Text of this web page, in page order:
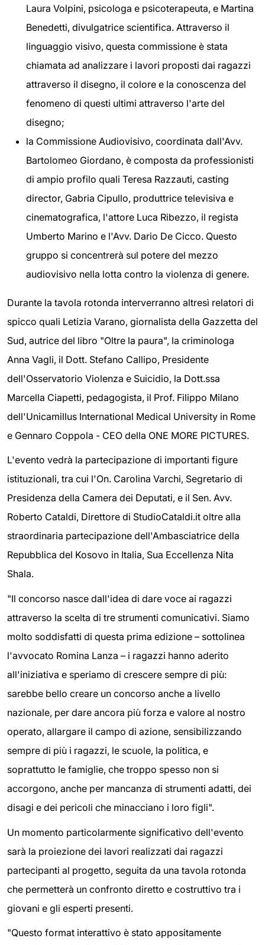
Laura Volpini, psicologa e psicoterapeuta, e Martina
Benedetti, divulgatrice scientifica. Attraverso il
linguaggio visivo, questa commissione è stata
chiamata ad analizzare i lavori proposti dai ragazzi
attraverso il disegno, il colore e la conoscenza del
fenomeno di questi ultimi attraverso l'arte del
disegno;
la Commissione Audiovisivo, coordinata dall'Avv.
Bartolomeo Giordano, è composta da professionisti
di ampio profilo quali Teresa Razzauti, casting
director, Gabria Cipullo, produttrice televisiva e
cinematografica, l'attore Luca Ribezzo, il regista
Umberto Marino e l'Avv. Dario De Cicco. Questo
gruppo si concentrerà sul potere del mezzo
audiovisivo nella lotta contro la violenza di genere.
Durante la tavola rotonda interverranno altresì relatori di
spicco quali Letizia Varano, giornalista della Gazzetta del
Sud, autrice del libro "Oltre la paura", la criminologa
Anna Vagli, il Dott. Stefano Callipo, Presidente
dell'Osservatorio Violenza e Suicidio, la Dott.ssa
Marcella Ciapetti, pedagogista, il Prof. Filippo Milano
dell'Unicamillus International Medical University in Rome
e Gennaro Coppola - CEO della ONE MORE PICTURES.
L'evento vedrà la partecipazione di importanti figure
istituzionali, tra cui l'On. Carolina Varchi, Segretario di
Presidenza della Camera dei Deputati, e il Sen. Avv.
Roberto Cataldi, Direttore di StudioCataldi.it oltre alla
straordinaria partecipazione dell'Ambasciatrice della
Repubblica del Kosovo in Italia, Sua Eccellenza Nita
Shala.
"Il concorso nasce dall'idea di dare voce ai ragazzi
attraverso la scelta di tre strumenti comunicativi. Siamo
molto soddisfatti di questa prima edizione – sottolinea
l'avvocato Romina Lanza – i ragazzi hanno aderito
all'iniziativa e speriamo di crescere sempre di più:
sarebbe bello creare un concorso anche a livello
nazionale, per dare ancora più forza e valore al nostro
operato, allargare il campo di azione, sensibilizzando
sempre di più i ragazzi, le scuole, la politica, e
soprattutto le famiglie, che troppo spesso non si
accorgono, anche per mancanza di strumenti adatti, dei
disagi e dei pericoli che minacciano i loro figli".
Un momento particolarmente significativo dell'evento
sarà la proiezione dei lavori realizzati dai ragazzi
partecipanti al progetto, seguita da una tavola rotonda
che permetterà un confronto diretto e costruttivo tra i
giovani e gli esperti presenti.
"Questo format interattivo è stato appositamente